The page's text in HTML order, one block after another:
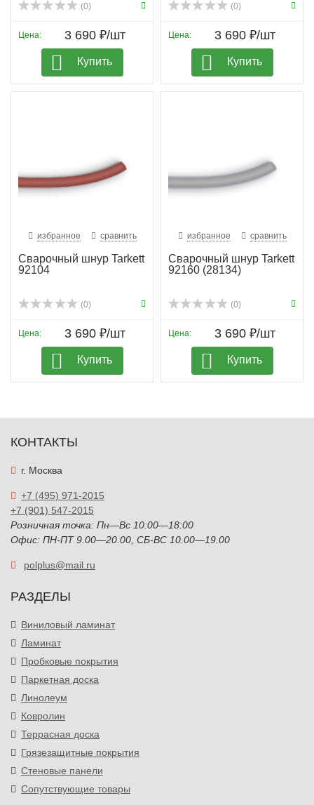
(0)
Цена: 3 690 ₽/шт
Купить
(0)
Цена: 3 690 ₽/шт
Купить
избранное сравнить
Сварочный шнур Tarkett
92104
(0)
Цена: 3 690 ₽/шт
Купить
избранное сравнить
Сварочный шнур Tarkett
92160 (28134)
(0)
Цена: 3 690 ₽/шт
Купить
КОНТАКТЫ
г. Москва
+7 (495) 971-2015
+7 (901) 547-2015
Розничная точка: Пн—Вс 10:00—18:00
Офис: ПН-ПТ 9.00—20.00, СБ-ВС 10.00—19.00
polplus@mail.ru
РАЗДЕЛЫ
Виниловый ламинат
Ламинат
Пробковые покрытия
Паркетная доска
Линолеум
Ковролин
Террасная доска
Грязезащитные покрытия
Стеновые панели
Сопутствующие товары